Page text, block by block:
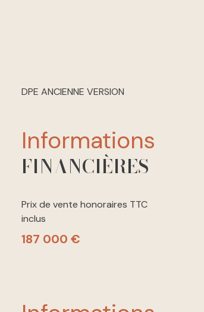
DPE ANCIENNE VERSION
informations
FINANCIÈRES
Prix de vente honoraires TTC
inclus
187 000 €